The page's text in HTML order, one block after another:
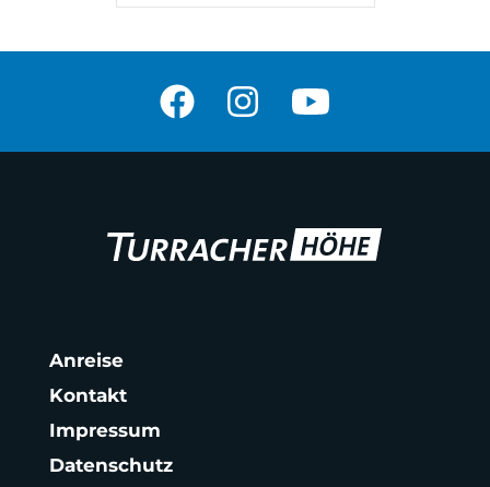
Anreise
Kontakt
Impressum
Datenschutz